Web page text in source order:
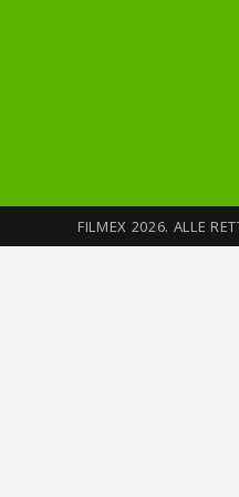
FILMEX 2026. ALLE